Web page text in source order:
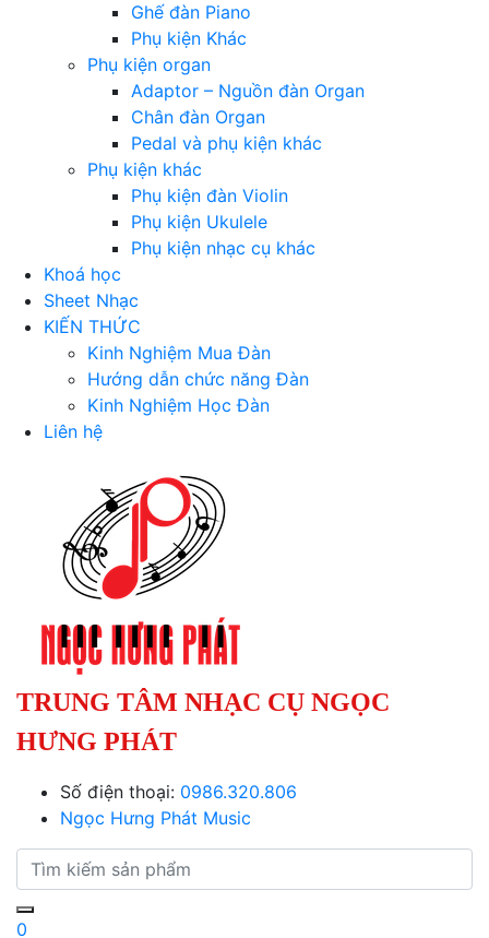
Ghế đàn Piano
Phụ kiện Khác
Phụ kiện organ
Adaptor – Nguồn đàn Organ
Chân đàn Organ
Pedal và phụ kiện khác
Phụ kiện khác
Phụ kiện đàn Violin
Phụ kiện Ukulele
Phụ kiện nhạc cụ khác
Khoá học
Sheet Nhạc
KIẾN THỨC
Kinh Nghiệm Mua Đàn
Hướng dẫn chức năng Đàn
Kinh Nghiệm Học Đàn
Liên hệ
TRUNG TÂM NHẠC CỤ NGỌC
HƯNG PHÁT
Số điện thoại: 0986.320.806
Ngọc Hưng Phát Music
0